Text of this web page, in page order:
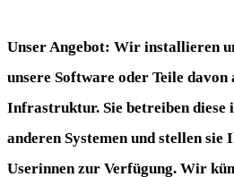
Unser Angebot: Wir installieren
unsere Software oder Teile
Infrastruktur. Sie betreiben diese
anderen Systemen und stellen sie
Userinnen zur Verfügung. Wir